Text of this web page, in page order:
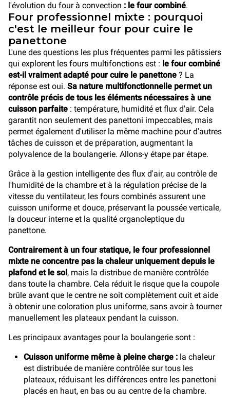
l'évolution du four à convection : le four combiné.
Four professionnel mixte : pourquoi
c'est le meilleur four pour cuire le
panettone
L'une des questions les plus fréquentes parmi les pâtissiers
qui explorent les fours multifonctions est : le four combiné
est-il vraiment adapté pour cuire le panettone ? La
réponse est oui. Sa nature multifonctionnelle permet un
contrôle précis de tous les éléments nécessaires à une
cuisson parfaite : température, humidité et flux d'air. Cela
garantit non seulement des panettoni impeccables, mais
permet également d'utiliser la même machine pour d'autres
tâches de cuisson et de préparation, augmentant la
polyvalence de la boulangerie. Allons-y étape par étape.
Grâce à la gestion intelligente des flux d'air, au contrôle de
l'humidité de la chambre et à la régulation précise de la
vitesse du ventilateur, les fours combinés assurent une
cuisson uniforme et douce, préservant la poussée verticale,
la douceur interne et la qualité organoleptique du
panettone.
Contrairement à un four statique, le four professionnel
mixte ne concentre pas la chaleur uniquement depuis le
plafond et le sol, mais la distribue de manière contrôlée
dans toute la chambre. Cela réduit le risque que la coupole
brûle avant que le centre ne soit complètement cuit et aide
à obtenir une coloration plus uniforme, sans avoir à tourner
manuellement les plateaux pendant la cuisson.
Les principaux avantages pour la boulangerie sont :
Cuisson uniforme même à pleine charge : la chaleur
est distribuée de manière contrôlée sur tous les
plateaux, réduisant les différences entre les panettoni
placés en haut, en bas ou au centre de la chambre.